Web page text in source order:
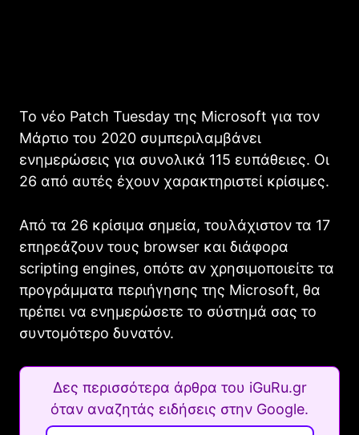
Το νέο Patch Tuesday της Microsoft για τον
Μάρτιο του 2020 συμπεριλαμβάνει
ενημερώσεις για συνολικά 115 ευπάθειες. Οι
26 από αυτές έχουν χαρακτηριστεί κρίσιμες.
Από τα 26 κρίσιμα σημεία, τουλάχιστον τα 17
επηρεάζουν τους browser και διάφορα
scripting engines, οπότε αν χρησιμοποιείτε τα
προγράμματα περιήγησης της Microsoft, θα
πρέπει να ενημερώσετε το σύστημά σας το
συντομότερο δυνατόν.
Δες περισσότερα άρθρα του iGuRu.gr
όταν αναζητάς ειδήσεις στην Google.